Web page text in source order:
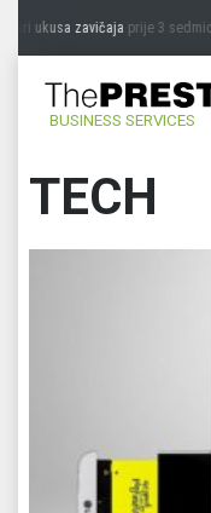
zavičajaprije 3 sedmice
BUSINESS SERVICES
TECH